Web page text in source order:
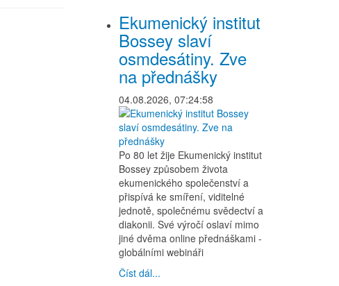
Ekumenický institut
Bossey slaví
osmdesátiny. Zve
na přednášky
04.08.2026, 07:24:58
Po 80 let žije Ekumenický institut
Bossey způsobem života
ekumenického společenství a
přispívá ke smíření, viditelné
jednotě, společnému svědectví a
diakonii. Své výročí oslaví mimo
jiné dvěma online přednáškami -
globálními webináři
Číst dál...